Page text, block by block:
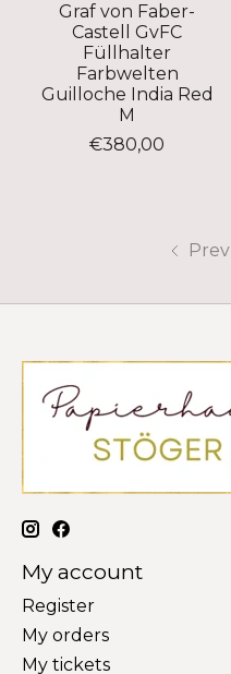
Graf von Faber-
Castell GvFC
Füllhalter
Farbwelten
Guilloche India Red
M
€380,00
Prev
My account
Register
My orders
My tickets